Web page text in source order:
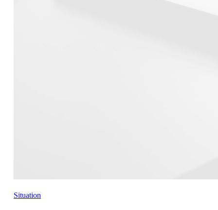
Situation